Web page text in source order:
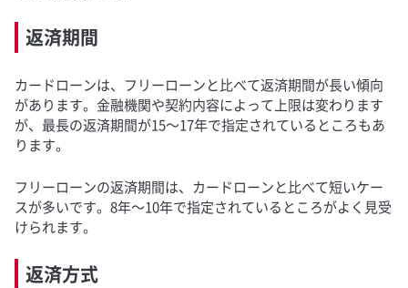
返済期間
カードローンは、フリーローンと比べて返済期間が長い傾向
があります。金融機関や契約内容によって上限は変わります
が、最長の返済期間が15～17年で指定されているところもあ
ります。
フリーローンの返済期間は、カードローンと比べて短いケー
スが多いです。8年～10年で指定されているところがよく見受
けられます。
返済方式